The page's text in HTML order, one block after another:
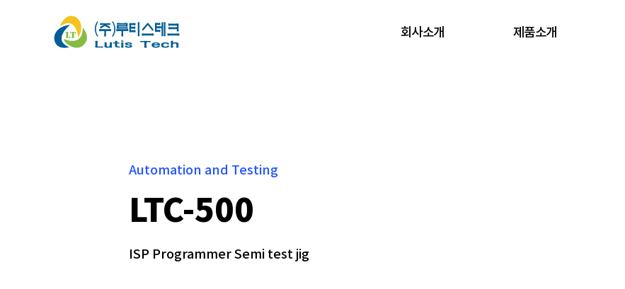
회사소개 제품소개
Automation and Testing
LTC-500
ISP Programmer Semi test jig